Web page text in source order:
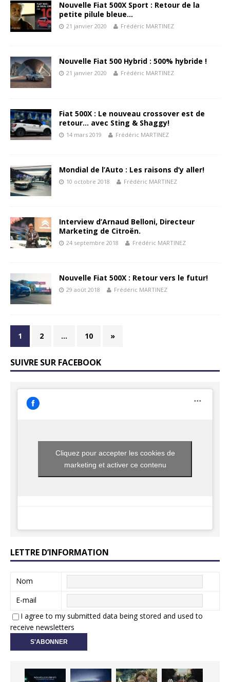
Nouvelle Fiat 500X Sport : Retour de la
petite pilule bleue…
21 janvier 2020 Frédéric MARTINEZ
Nouvelle Fiat 500 Hybrid : 500% hybride !
21 janvier 2020 Frédéric MARTINEZ
Fiat 500X : Le nouveau crossover est de
retour… avec Sting & Shaggy!
14 mars 2019 Frédéric MARTINEZ
Mondial de l’Auto : Les raisons d’y aller!
10 octobre 2018 Frédéric MARTINEZ
Interview d’Arnaud Belloni, Directeur
Marketing de Citroën.
24 septembre 2018 Frédéric MARTINEZ
Nouvelle Fiat 500X : Retour vers le futur!
29 août 2018 Frédéric MARTINEZ
1 2 … 10 »
SUIVRE SUR FACEBOOK
Cliquez pour accepter les cookies de
marketing et activer ce contenu
LETTRE D’INFORMATION
Nom
E-mail
I agree to my submitted data being stored and used to
receive newsletters